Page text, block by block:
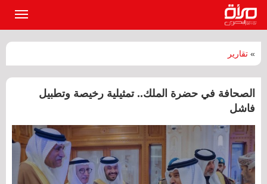
» تقارير
الصحافة في حضرة الملك.. تمثيلية رخيصة وتطبيل
فاشل